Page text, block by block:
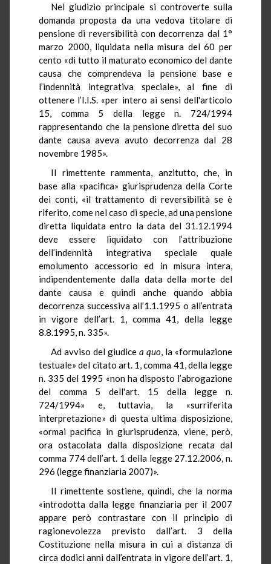
Nel giudizio principale si controverte sulla
domanda proposta da una vedova titolare di
pensione di reversibilità con decorrenza dal 1°
marzo 2000, liquidata nella misura del 60 per
cento «di tutto il maturato economico del dante
causa che comprendeva la pensione base e
l’indennità integrativa speciale», al fine di
ottenere l’I.I.S. «per intero ai sensi dell'articolo
15, comma 5 della legge n. 724/1994
rappresentando che la pensione diretta del suo
dante causa aveva avuto decorrenza dal 28
novembre 1985».
Il rimettente rammenta, anzitutto, che, in
base alla «pacifica» giurisprudenza della Corte
dei conti, «il trattamento di reversibilità se è
riferito, come nel caso di specie, ad una pensione
diretta liquidata entro la data del 31.12.1994
deve essere liquidato con l’attribuzione
dell’indennità integrativa speciale quale
emolumento accessorio ed in misura intera,
indipendentemente dalla data della morte del
dante causa e quindi anche quando abbia
decorrenza successiva all’1.1.1995 o all’entrata
in vigore dell’art. 1, comma 41, della legge
8.8.1995, n. 335».
Ad avviso del giudice a quo, la «formulazione
testuale» del citato art. 1, comma 41, della legge
n. 335 del 1995 «non ha disposto l’abrogazione
del comma 5 dell'art. 15 della legge n.
724/1994» e, tuttavia, la «surriferita
interpretazione» di questa ultima disposizione,
«ormai pacifica in giurisprudenza, viene, però,
ora ostacolata dalla disposizione recata dal
comma 774 dell’art. 1 della legge 27.12.2006, n.
296 (legge finanziaria 2007)».
Il rimettente sostiene, quindi, che la norma
«introdotta dalla legge finanziaria per il 2007
appare però contrastare con il principio di
ragionevolezza previsto dall’art. 3 della
Costituzione nella misura in cui a distanza di
circa dodici anni dall’entrata in vigore dell’art. 1,